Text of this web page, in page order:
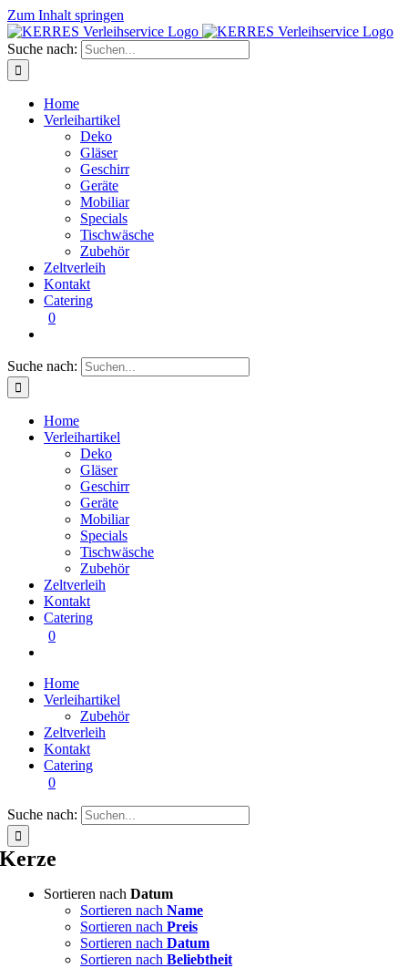
Zum Inhalt springen
Suche nach:
Home
Verleihartikel
Deko
Gläser
Geschirr
Geräte
Mobiliar
Specials
Tischwäsche
Zubehör
Zeltverleih
Kontakt
Catering
0
Suche nach:
Home
Verleihartikel
Deko
Gläser
Geschirr
Geräte
Mobiliar
Specials
Tischwäsche
Zubehör
Zeltverleih
Kontakt
Catering
0
Home
Verleihartikel
Zubehör
Zeltverleih
Kontakt
Catering
0
Suche nach:
Kerze
Sortieren nach Datum
Sortieren nach Name
Sortieren nach Preis
Sortieren nach Datum
Sortieren nach Beliebtheit